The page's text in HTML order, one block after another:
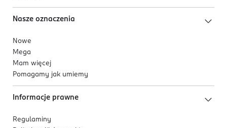
Nasze oznaczenia
Nowe
Mega
Mam więcej
Pomagamy jak umiemy
Informacje prawne
Regulaminy